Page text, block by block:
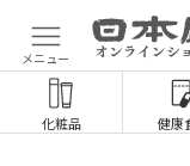
メニュー
化粧品 健康